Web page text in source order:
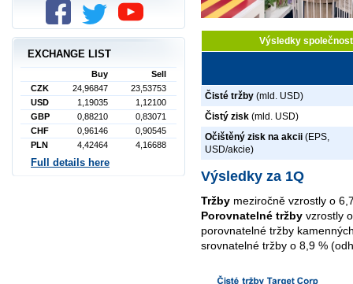
Výsledky
Čisté tržby (mld. USD)
Čistý zisk (mld. USD)
Očištěný zisk na akcii (EPS,
USD/akcie)
Výsledky za 1Q
Tržby meziročně vzrostly o
Porovnatelné tržby vzrostly
porovnatelné tržby
srovnatelné tržby o 8,9 %
EXCHANGE LIST
Buy
Sell
CZK
24,96847
23,53753
USD
1,19035
1,12100
GBP
0,88210
0,83071
CHF
0,96146
0,90545
PLN
4,42464 4,16688
Full details here